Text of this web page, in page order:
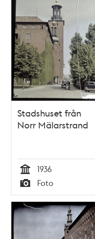
Stadshuset från
Norr Mälarstrand
Tid
1936
Typ
Foto